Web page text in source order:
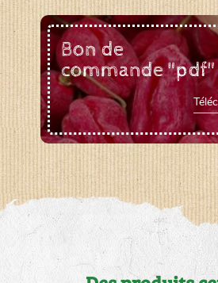
Bon de
commande "pdf"